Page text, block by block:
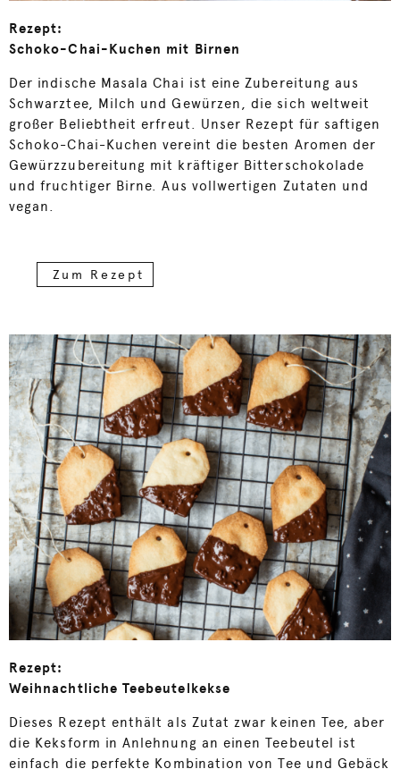
Rezept:
Schoko-Chai-Kuchen mit Birnen
Der indische Masala Chai ist eine Zubereitung aus
Schwarztee, Milch und Gewürzen, die sich weltweit
großer Beliebtheit erfreut. Unser Rezept für saftigen
Schoko-Chai-Kuchen vereint die besten Aromen der
Gewürzzubereitung mit kräftiger Bitterschokolade
und fruchtiger Birne. Aus vollwertigen Zutaten und
vegan.
Zum Rezept
Rezept:
Weihnachtliche Teebeutelkekse
Dieses Rezept enthält als Zutat zwar keinen Tee, aber
die Keksform in Anlehnung an einen Teebeutel ist
einfach die perfekte Kombination von Tee und Gebäck